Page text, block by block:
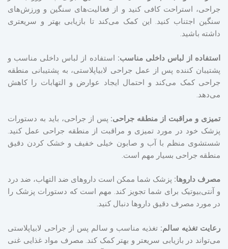
جراحی، استراحت کافی کنید و از فعالیت‌های سنگین و ورزش‌های
سنگین اجتناب کنید. این کمک می‌کند تا بازیابی بهتر و سریعتری
داشته باشید.
استفاده از لباس داخلی مناسب: استفاده از لباس داخلی مناسب و
پشتیبان کننده پس از عمل جراحی لابیاپلاستی، به پشتیبانی منطقه
جراحی کمک می‌کند و احتمال ایجاد عوارض و التهابات را کاهش
می‌دهد.
تمیزی و مراقبت از منطقه جراحی: پس از جراحی، باید به دستورات
پزشک خود در مورد تمیزی و مراقبت از منطقه جراحی عمل کنید.
شستشوی منظم با آب و صابون خیلی خفیف و خشک کردن دقیق
منطقه جراحی بسیار مهم است.
مصرف داروها: پزشک شما ممکن است داروهای ضد التهاب، ضد درد
و آنتی‌بیوتیک برای شما تجویز کند. مهم است که دستورات پزشک را
در مورد مصرف دقیق داروها دنبال کنید.
رعایت تغذیه سالم: تغذیه مناسب و سالم پس از جراحی لابیاپلاستی
می‌تواند در بازیابی سریعتر و بهتر کمک کند. مصرف مواد غذایی غنی